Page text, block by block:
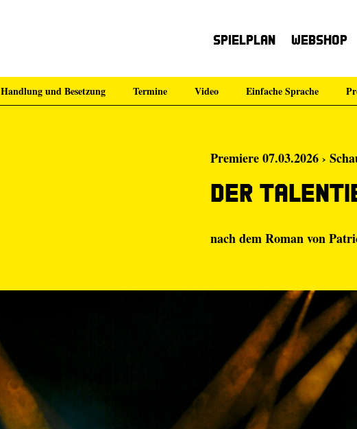
Spielplan Webshop
Handlung und Besetzung Termine Video Einfache Sprache
Premiere 07.03.2026 ›
Der
nach dem Roman von